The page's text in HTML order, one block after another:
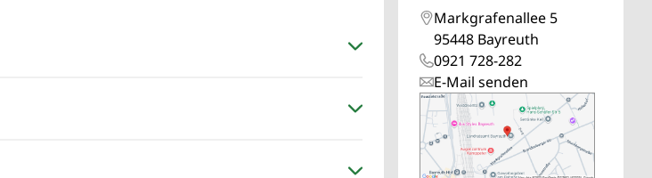
Markgrafenallee 5
95448 Bayreuth
0921 728-282
E-Mail senden